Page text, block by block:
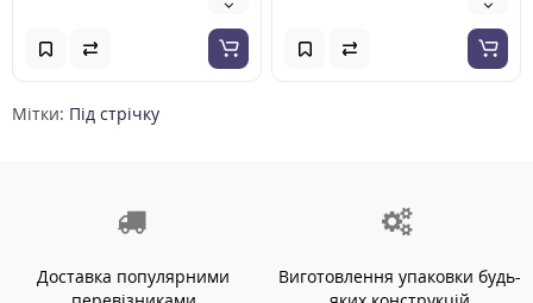
Мітки: Під стрічку
Доставка популярними
Виготовлення упаковки будь-